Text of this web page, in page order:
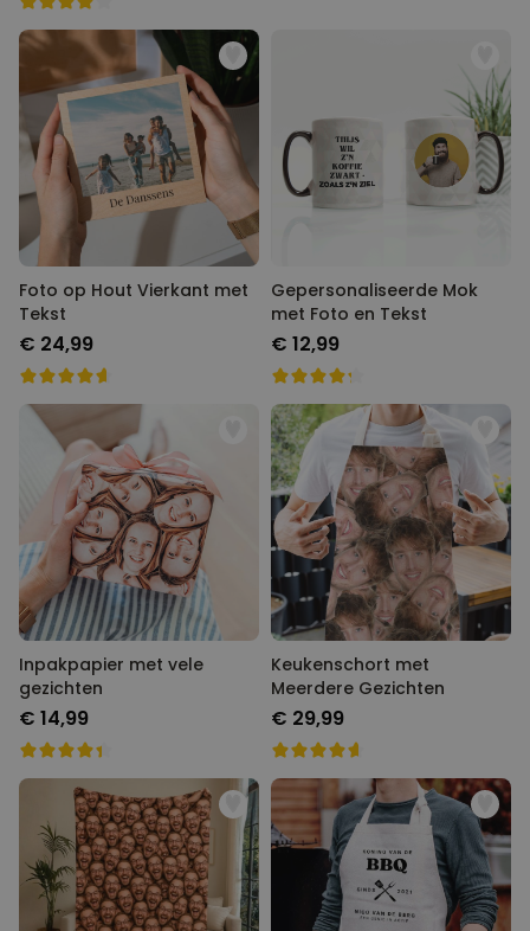
Foto op Hout Vierkant met
Tekst
€ 24,99
Gepersonaliseerde Mok
met Foto en Tekst
€ 12,99
Inpakpapier met vele
gezichten
€ 14,99
Keukenschort met
Meerdere Gezichten
€ 29,99